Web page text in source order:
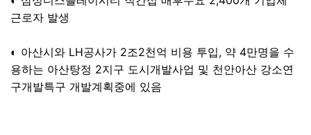
근로자 발생
◐ 아산시와 LH공사가 2조2천억 비용 투입, 약 4만명을 수
용하는 아산탕정 2지구 도시개발사업 및 천안아산 강소연
구개발특구 개발계획중에 있음